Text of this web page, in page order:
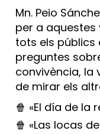
Mn. Peio
per a aquestes
tots els públics
preguntes
convivència, la
de mirar els
🍿 «El día de la
🍿 «Las locas